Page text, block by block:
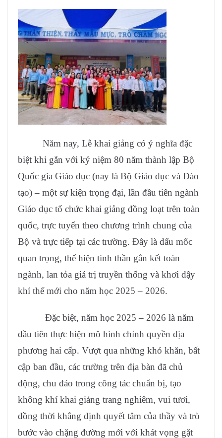
Năm nay, Lễ khai giảng có ý nghĩa đặc
biệt khi gắn với kỷ niệm 80 năm thành lập Bộ
Quốc gia Giáo dục (nay là Bộ Giáo dục và Đào
tạo) – một sự kiện trọng đại, lần đầu tiên ngành
Giáo dục tổ chức khai giảng đồng loạt trên toàn
quốc, trực tuyến theo chương trình chung của
Bộ và trực tiếp tại các trường. Đây là dấu mốc
quan trọng, thể hiện tinh thần gắn kết toàn
ngành, lan tỏa giá trị truyền thống và khơi dậy
khí thế mới cho năm học 2025 – 2026.
Đặc biệt, năm học 2025 – 2026 là năm
đầu tiên thực hiện mô hình chính quyền địa
phương hai cấp. Vượt qua những khó khăn, bất
cập ban đầu, các trường trên địa bàn đã chủ
động, chu đáo trong công tác chuẩn bị, tạo
không khí khai giảng trang nghiêm, vui tươi,
đồng thời khẳng định quyết tâm của thầy và trò
bước vào chặng đường mới với khát vọng gặt